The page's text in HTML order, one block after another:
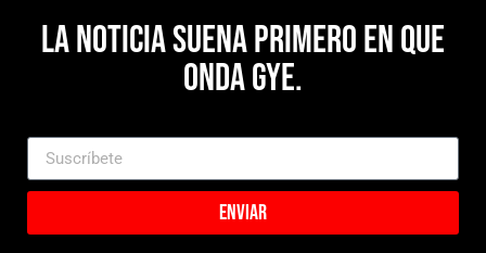
La noticia suena primero en Que
Onda Gye.
Enviar